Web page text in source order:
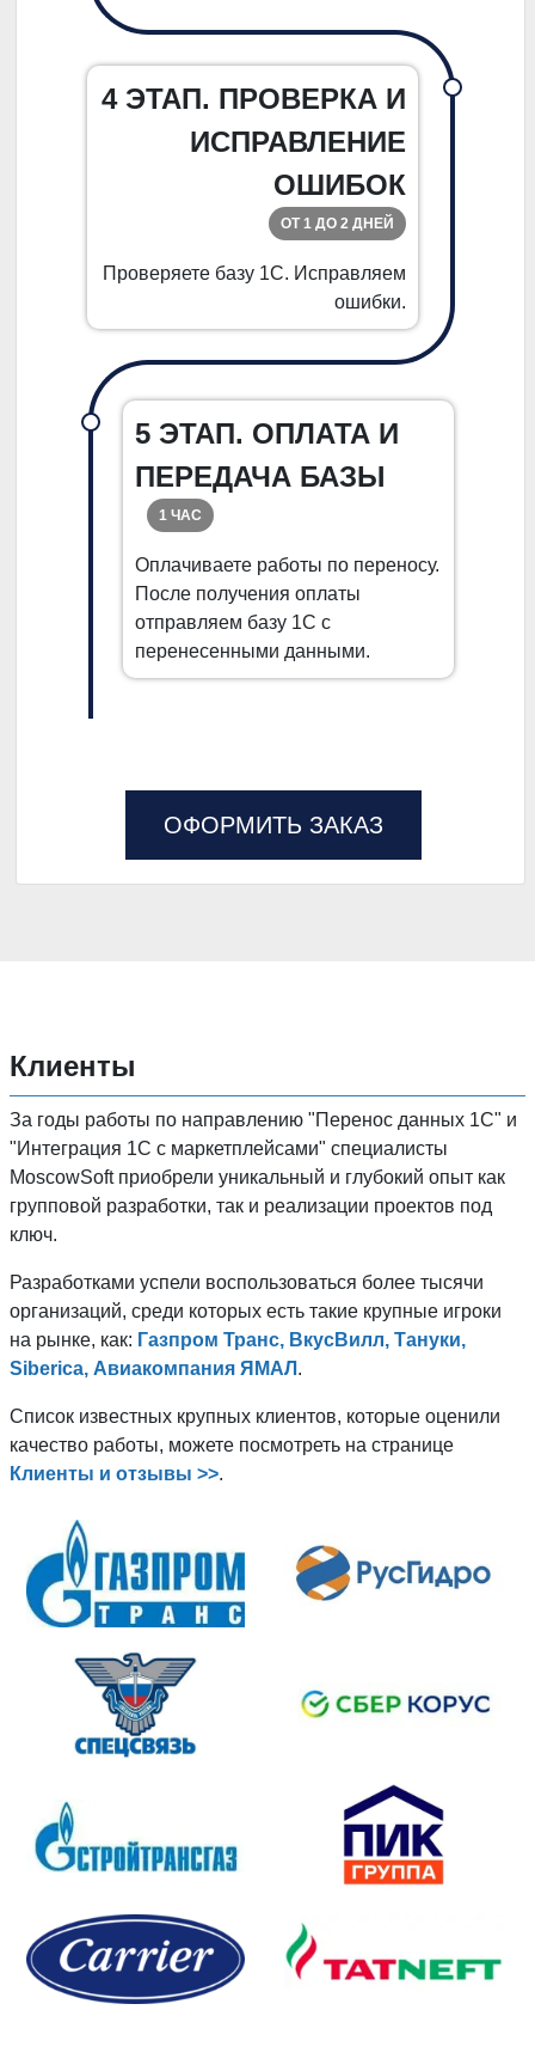
4 ЭТАП. ПРОВЕРКА И
ИСПРАВЛЕНИЕ
ОШИБОК
ОТ 1 ДО 2 ДНЕЙ
Проверяете базу 1С. Исправляем
ошибки.
5 ЭТАП. ОПЛАТА И
ПЕРЕДАЧА БАЗЫ
1 ЧАС
Оплачиваете работы по переносу.
После получения оплаты
отправляем базу 1С с
перенесенными данными.
ОФОРМИТЬ ЗАКАЗ
Клиенты
За годы работы по направлению "Перенос данных 1C" и
"Интеграция 1С с маркетплейсами" специалисты
MoscowSoft приобрели уникальный и глубокий опыт как
групповой разработки, так и реализации проектов под
ключ.
Разработками успели воспользоваться более тысячи
организаций, среди которых есть такие крупные игроки
на рынке, как: Газпром Транс, ВкусВилл, Тануки,
Siberica, Авиакомпания ЯМАЛ .
Список известных крупных клиентов, которые оценили
качество работы, можете посмотреть на странице
Клиенты и отзывы >>.